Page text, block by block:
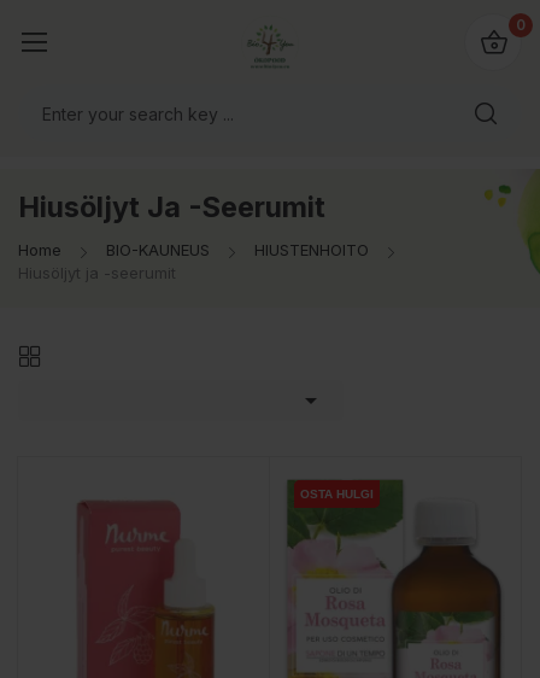
0
Hiusöljyt Ja -seerumit
Home BIO-KAUNEUS
HIUSTENHOITO
Hiusöljyt ja -seerumit

OSTA HULGI
OSTA HULGI